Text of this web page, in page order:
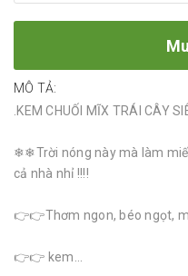
MÔ TẢ:
.KEM CHUỐI MĨX TRÁI CÂY
❄❄Trời nóng này mà làm
cả nhà nhỉ !!!!
👉👉Thơm ngon, béo ngọt,
👉👉 kem...